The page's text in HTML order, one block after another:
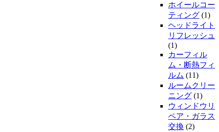
ホイールコー
ティング (1)
ヘッドライト
リフレッシュ
(1)
カーフィル
ム・断熱フィ
ルム (11)
ルームクリー
ニング (1)
ウィンドウリ
ペア・ガラス
交換 (2)